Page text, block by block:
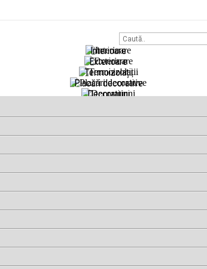
Interioare
Exterioare
Termoizolații
Placări decorative
Decorațiuni
Hidroizolații